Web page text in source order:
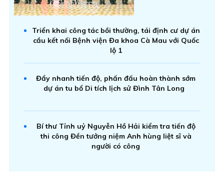
Triển khai công tác bồi thường, tái định cư dự án
cầu kết nối Bệnh viện Đa khoa Cà Mau với Quốc
lộ 1
Đẩy nhanh tiến độ, phấn đấu hoàn thành sớm
dự án tu bổ Di tích lịch sử Đình Tân Long
Bí thư Tỉnh uỷ Nguyễn Hồ Hải kiểm tra tiến độ
thi công Đền tưởng niệm Anh hùng liệt sĩ và
người có công